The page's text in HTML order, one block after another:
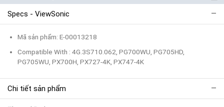
Specs - ViewSonic
Mã sản phẩm: E-00013218
Compatible With : 4G.3S710.062, PG700WU, PG705HD,
PG705WU, PX700H, PX727-4K, PX747-4K
Chi tiết sản phẩm